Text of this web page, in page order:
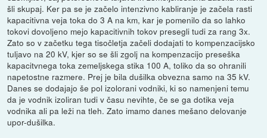
šli skupaj. Ker pa se je začelo intenzivno kabliranje je začela rasti
kapacitivna veja toka do 3 A na km, kar je pomenilo da so lahko
tokovi dovoljeno mejo kapacitivnih tokov presegli tudi za rang 3x.
Zato so v začetku tega tisočletja začeli dodajati to kompenzacijsko
tuljavo na 20 kV, kjer so se šli zgolj na kompenzacijo preseška
kapacitvnega toka zemeljskega stika 100 A, toliko da so ohranili
napetostne razmere. Prej je bila dušilka obvezna samo na 35 kV.
Danes se dodajajo še pol izolorani vodniki, ki so namenjeni temu
da je vodnik izoliran tudi v času nevihte, če se ga dotika veja
vodnika ali pa leži na tleh. Zato imamo danes mešano delovanje
upor-dušilka.